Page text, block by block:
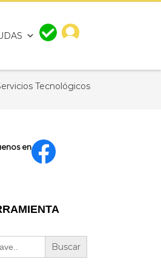
Tecnológicos
en